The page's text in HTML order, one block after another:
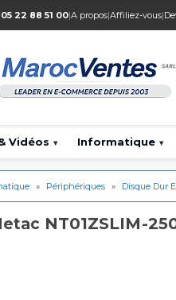
05 22 88 51 00|A propos|Affiliez-vous|
Vidéos ▾ Informatique ▾
» Périphériques » Disque Dur
NT01ZSLIM-